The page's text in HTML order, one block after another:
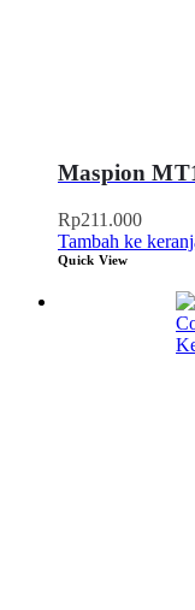
Maspion
Rp211.000
Tambah ke
Quick View